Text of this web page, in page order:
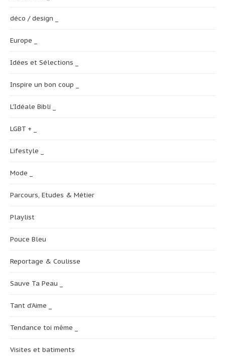
déco / design _
Europe _
Idées et Sélections _
Inspire un bon coup _
L'Idéale Bibli _
LGBT + _
Lifestyle _
Mode _
Parcours, Etudes & Métier
Playlist
Pouce Bleu
Reportage & Coulisse
Sauve Ta Peau _
Tant d’Aime _
Tendance toi même _
Visites et batiments